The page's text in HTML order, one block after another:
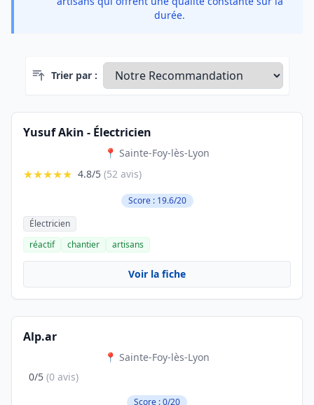
durée.
Trier par :
Yusuf Akin - Électricien
📍 Sainte-Foy-lès-Lyon
★★★★★ 4.8/5 (52 avis)
Score : 19.6/20
Électricien
réactif
chantier artisans
Voir la fiche
Alp.ar
📍 Sainte-Foy-lès-Lyon
0/5 (0 avis)
Score : 0/20